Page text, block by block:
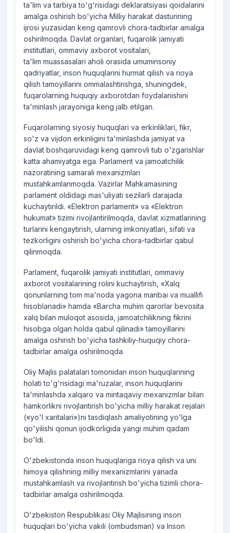
ta'lim va tarbiya to'g'risidagi deklaratsiyasi qoidalarini
amalga oshirish bo'yicha Milliy harakat dasturining
ijrosi yuzasidan keng qamrovli chora-tadbirlar amalga
oshirilmoqda. Davlat organlari, fuqarolik jamiyati
institutlari, ommaviy axborot vositalari,
ta'lim muassasalari aholi orasida umuminsoniy
qadriyatlar, inson huquqlarini hurmat qilish va rioya
qilish tamoyillarini ommalashtirishga, shuningdek,
fuqarolarning huquqiy axborotdan foydalanishini
ta'minlash jarayoniga keng jalb etilgan.
Fuqarolarning siyosiy huquqlari va erkinliklari, fikr,
so'z va vijdon erkinligini ta'minlashda jamiyat va
davlat boshqaruvidagi keng qamrovli tub o'zgarishlar
katta ahamiyatga ega. Parlament va jamoatchilik
nazoratining samarali mexanizmlari
mustahkamlanmoqda. Vazirlar Mahkamasining
parlament oldidagi mas'uliyati sezilarli darajada
kuchaytirildi. «Elektron parlament» va «Elektron
hukumat» tizimi rivojlantirilmoqda, davlat xizmatlarining
turlarini kengaytirish, ularning imkoniyatlari, sifati va
tezkorligini oshirish bo'yicha chora-tadbirlar qabul
qilinmoqda.
Parlament, fuqarolik jamiyati institutlari, ommaviy
axborot vositalarining rolini kuchaytirish, «Xalq
qonunlarning tom ma'noda yagona manbai va muallifi
hisoblanadi» hamda «Barcha muhim qarorlar bevosita
xalq bilan muloqot asosida, jamoatchilikning fikrini
hisobga olgan holda qabul qilinadi» tamoyillarini
amalga oshirish bo'yicha tashkiliy-huquqiy chora-
tadbirlar amalga oshirilmoqda.
Oliy Majlis palatalari tomonidan inson huquqlarining
holati to'g'risidagi ma'ruzalar, inson huquqlarini
ta'minlashda xalqaro va mintaqaviy mexanizmlar bilan
hamkorlikni rivojlantirish bo'yicha milliy harakat rejalari
(«yo'l xaritalari»)ni tasdiqlash amaliyotining yo'lga
qo'yilishi qonun ijodkorligida yangi muhim qadam
bo'ldi.
O'zbekistonda inson huquqlariga rioya qilish va uni
himoya qilishning milliy mexanizmlarini yanada
mustahkamlash va rivojlantirish bo'yicha tizimli chora-
tadbirlar amalga oshirilmoqda.
O'zbekiston Respublikasi Oliy Majlisining inson
huquqlari bo'yicha vakili (ombudsman) va Inson